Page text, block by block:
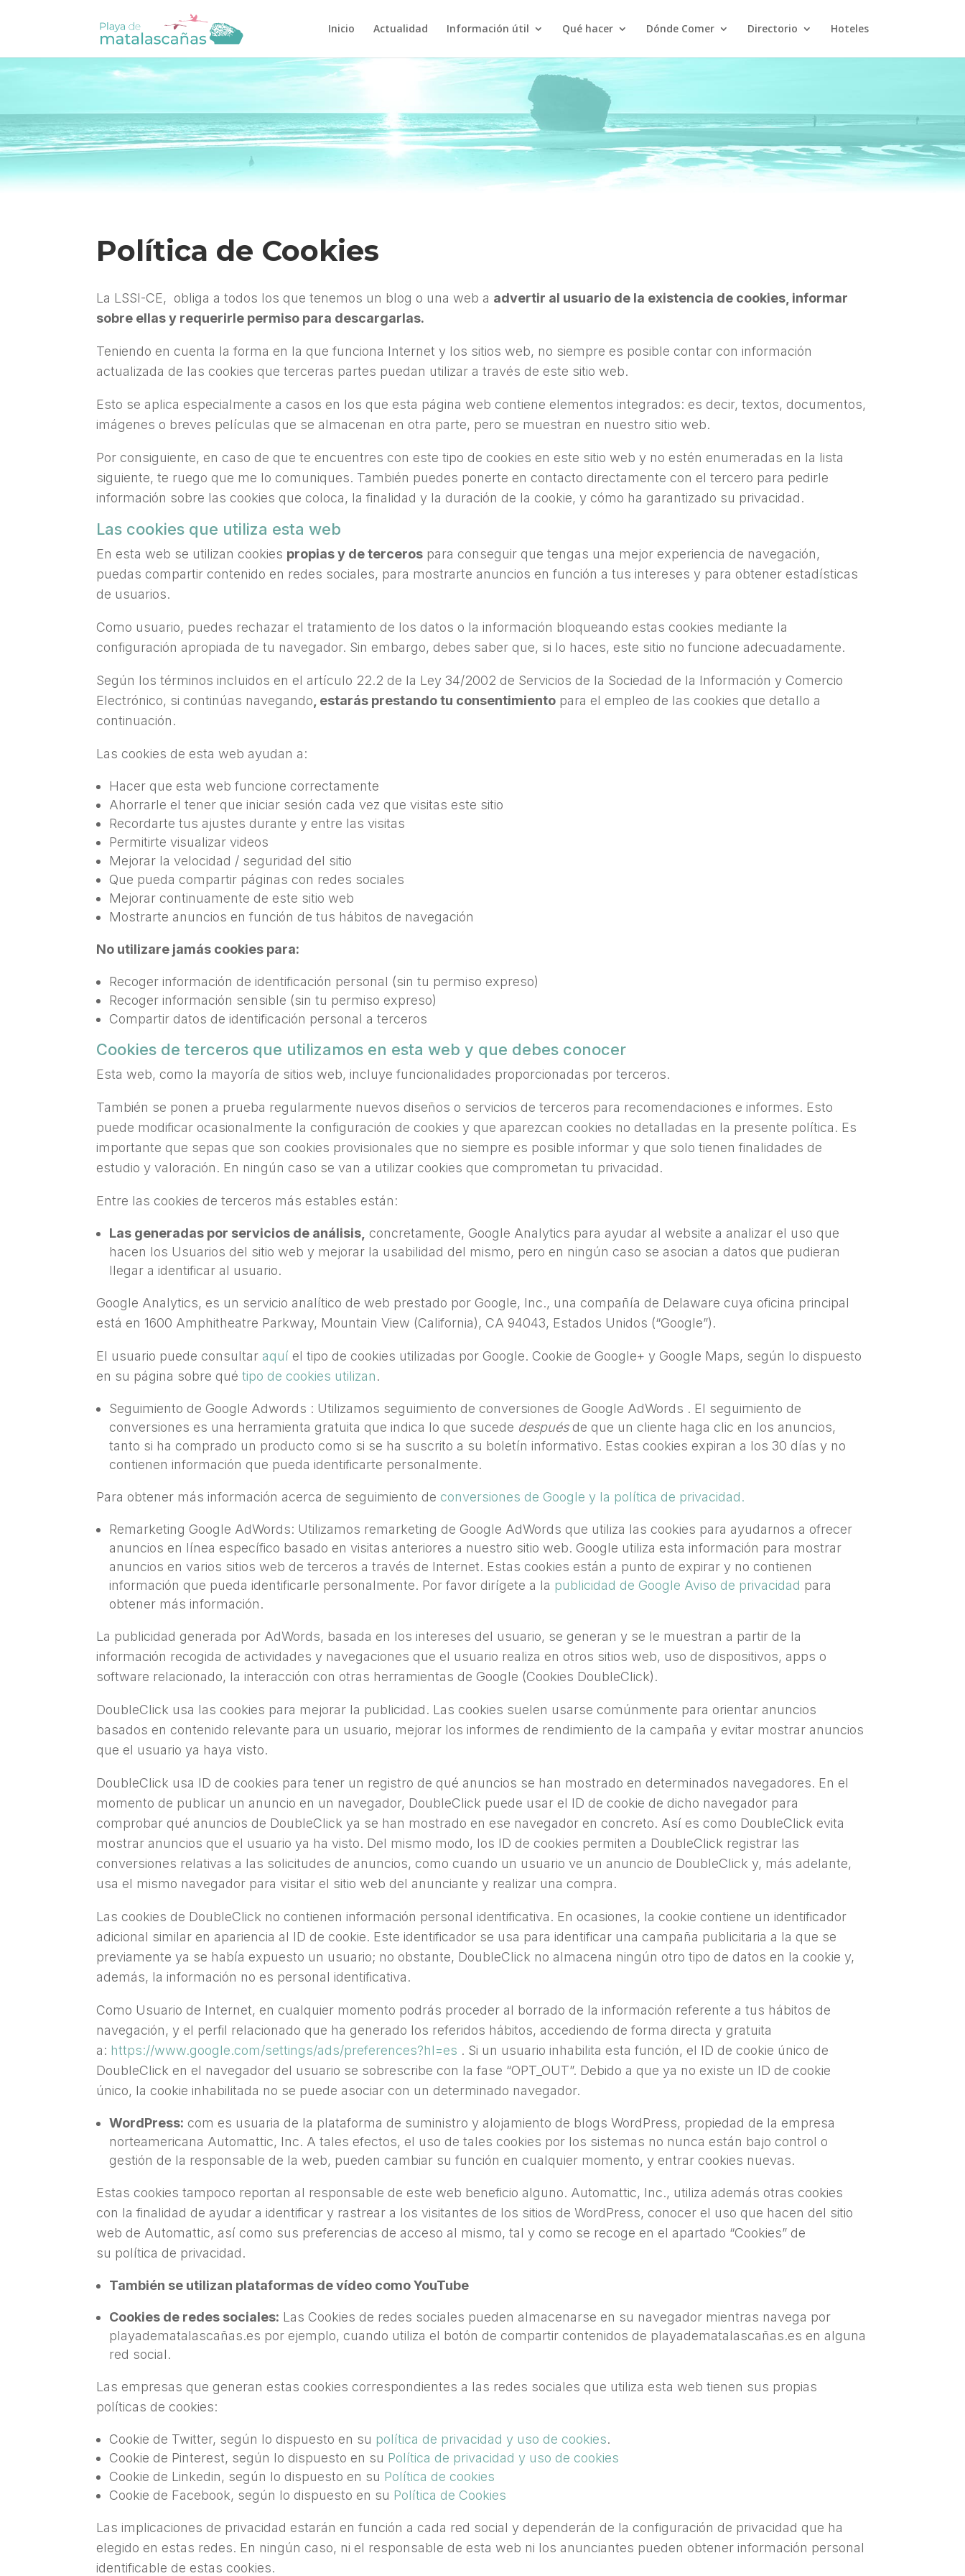
Inicio Actualidad Información útil Qué hacer Dónde Comer Directorio Hoteles
Política de Cookies
La LSSI-CE, obliga a todos los que tenemos un blog o una web a advertir al usuario de la existencia de cookies, informar
sobre ellas y requerirle permiso para descargarlas.
Teniendo en cuenta la forma en la que funciona Internet y los sitios web, no siempre es posible contar con información
actualizada de las cookies que terceras partes puedan utilizar a través de este sitio web.
Esto se aplica especialmente a casos en los que esta página web contiene elementos integrados: es decir, textos, documentos,
imágenes o breves películas que se almacenan en otra parte, pero se muestran en nuestro sitio web.
Por consiguiente, en caso de que te encuentres con este tipo de cookies en este sitio web y no estén enumeradas en la lista
siguiente, te ruego que me lo comuniques. También puedes ponerte en contacto directamente con el tercero para pedirle
información sobre las cookies que coloca, la finalidad y la duración de la cookie, y cómo ha garantizado su privacidad.
Las cookies que utiliza esta web
En esta web se utilizan cookies propias y de terceros para conseguir que tengas una mejor experiencia de navegación,
puedas compartir contenido en redes sociales, para mostrarte anuncios en función a tus intereses y para obtener estadísticas
de usuarios.
Como usuario, puedes rechazar el tratamiento de los datos o la información bloqueando estas cookies mediante la
configuración apropiada de tu navegador. Sin embargo, debes saber que, si lo haces, este sitio no funcione adecuadamente.
Según los términos incluidos en el artículo 22.2 de la Ley 34/2002 de Servicios de la Sociedad de la Información y Comercio
Electrónico, si continúas navegando , estarás prestando tu consentimiento para el empleo de las cookies que detallo a
continuación.
Las cookies de esta web ayudan a:
Hacer que esta web funcione correctamente
Ahorrarle el tener que iniciar sesión cada vez que visitas este sitio
Recordarte tus ajustes durante y entre las visitas
Permitirte visualizar videos
Mejorar la velocidad / seguridad del sitio
Que pueda compartir páginas con redes sociales
Mejorar continuamente de este sitio web
Mostrarte anuncios en función de tus hábitos de navegación
No utilizare jamás cookies para:
Recoger información de identificación personal (sin tu permiso expreso)
Recoger información sensible (sin tu permiso expreso)
Compartir datos de identificación personal a terceros
Cookies de terceros que utilizamos en esta web y que debes conocer
Esta web, como la mayoría de sitios web, incluye funcionalidades proporcionadas por terceros.
También se ponen a prueba regularmente nuevos diseños o servicios de terceros para recomendaciones e informes. Esto
puede modificar ocasionalmente la configuración de cookies y que aparezcan cookies no detalladas en la presente política. Es
importante que sepas que son cookies provisionales que no siempre es posible informar y que solo tienen finalidades de
estudio y valoración. En ningún caso se van a utilizar cookies que comprometan tu privacidad.
Entre las cookies de terceros más estables están:
Las generadas por servicios de análisis, concretamente, Google Analytics para ayudar al website a analizar el uso que
hacen los Usuarios del sitio web y mejorar la usabilidad del mismo, pero en ningún caso se asocian a datos que pudieran
llegar a identificar al usuario.
Google Analytics, es un servicio analítico de web prestado por Google, Inc., una compañía de Delaware cuya oficina principal
está en 1600 Amphitheatre Parkway, Mountain View (California), CA 94043, Estados Unidos (“Google”).
El usuario puede consultar aquí el tipo de cookies utilizadas por Google. Cookie de Google+ y Google Maps, según lo dispuesto
en su página sobre quétipo de cookies utilizan.
Seguimiento de Google Adwords : Utilizamos seguimiento de conversiones de Google AdWords . El seguimiento de
conversiones es una herramienta gratuita que indica lo que sucede despuésde que un cliente haga clic en los anuncios,
tanto si ha comprado un producto como si se ha suscrito a su boletín informativo. Estas cookies expiran a los 30 días y no
contienen información que pueda identificarte personalmente.
Para obtener más información acerca de seguimiento de conversiones de Google y la política de privacidad.
Remarketing Google AdWords: Utilizamos remarketing de Google AdWords que utiliza las cookies para ayudarnos a ofrecer
anuncios en línea específico basado en visitas anteriores a nuestro sitio web. Google utiliza esta información para mostrar
anuncios en varios sitios web de terceros a través de Internet. Estas cookies están a punto de expirar y no contienen
información que pueda identificarle personalmente. Por favor dirígete a la publicidad de Google Aviso de privacidad para
obtener más información.
La publicidad generada por AdWords, basada en los intereses del usuario, se generan y se le muestran a partir de la
información recogida de actividades y navegaciones que el usuario realiza en otros sitios web, uso de dispositivos, apps o
software relacionado, la interacción con otras herramientas de Google (Cookies DoubleClick).
DoubleClick usa las cookies para mejorar la publicidad. Las cookies suelen usarse comúnmente para orientar anuncios
basados en contenido relevante para un usuario, mejorar los informes de rendimiento de la campaña y evitar mostrar anuncios
que el usuario ya haya visto.
DoubleClick usa ID de cookies para tener un registro de qué anuncios se han mostrado en determinados navegadores. En el
momento de publicar un anuncio en un navegador, DoubleClick puede usar el ID de cookie de dicho navegador para
comprobar qué anuncios de DoubleClick ya se han mostrado en ese navegador en concreto. Así es como DoubleClick evita
mostrar anuncios que el usuario ya ha visto. Del mismo modo, los ID de cookies permiten a DoubleClick registrar las
conversiones relativas a las solicitudes de anuncios, como cuando un usuario ve un anuncio de DoubleClick y, más adelante,
usa el mismo navegador para visitar el sitio web del anunciante y realizar una compra.
Las cookies de DoubleClick no contienen información personal identificativa. En ocasiones, la cookie contiene un identificador
adicional similar en apariencia al ID de cookie. Este identificador se usa para identificar una campaña publicitaria a la que se
previamente ya se había expuesto un usuario; no obstante, DoubleClick no almacena ningún otro tipo de datos en la cookie y,
además, la información no es personal identificativa.
Como Usuario de Internet, en cualquier momento podrás proceder al borrado de la información referente a tus hábitos de
navegación, y el perfil relacionado que ha generado los referidos hábitos, accediendo de forma directa y gratuita
a: https://www.google.com/settings/ads/preferences?hl=es . Si un usuario inhabilita esta función, el ID de cookie único de
DoubleClick en el navegador del usuario se sobrescribe con la fase “OPT_OUT”. Debido a que ya no existe un ID de cookie
único, la cookie inhabilitada no se puede asociar con un determinado navegador.
WordPress: com es usuaria de la plataforma de suministro y alojamiento de blogs WordPress, propiedad de la empresa
norteamericana Automattic, Inc. A tales efectos, el uso de tales cookies por los sistemas no nunca están bajo control o
gestión de la responsable de la web, pueden cambiar su función en cualquier momento, y entrar cookies nuevas.
Estas cookies tampoco reportan al responsable de este web beneficio alguno. Automattic, Inc., utiliza además otras cookies
con la finalidad de ayudar a identificar y rastrear a los visitantes de los sitios de WordPress, conocer el uso que hacen del sitio
web de Automattic, así como sus preferencias de acceso al mismo, tal y como se recoge en el apartado “Cookies” de
su política de privacidad.
También se utilizan plataformas de vídeo como YouTube
Cookies de redes sociales: Las Cookies de redes sociales pueden almacenarse en su navegador mientras navega por
playadematalascañas.es por ejemplo, cuando utiliza el botón de compartir contenidos de playadematalascañas.es en alguna
red social.
Las empresas que generan estas cookies correspondientes a las redes sociales que utiliza esta web tienen sus propias
políticas de cookies:
Cookie de Twitter, según lo dispuesto en su política de privacidad y uso de cookies.
Cookie de Pinterest, según lo dispuesto en su Política de privacidad y uso de cookies
Cookie de Linkedin, según lo dispuesto en su Política de cookies
Cookie de Facebook, según lo dispuesto en su Política de Cookies
Las implicaciones de privacidad estarán en función a cada red social y dependerán de la configuración de privacidad que ha
elegido en estas redes. En ningún caso, ni el responsable de esta web ni los anunciantes pueden obtener información personal
identificable de estas cookies.